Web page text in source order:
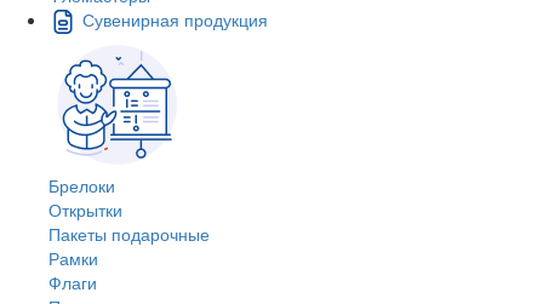
Сувенирная продукция
Брелоки
Открытки
Пакеты подарочные
Рамки
Флаги